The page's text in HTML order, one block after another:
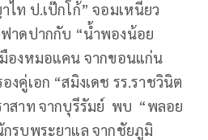
ท ป.เป๊กโก้” จอมเหนี่ยว
าดปากกับ “น้ำพองน้อย
องหมอแคน จากขอนแก่น
คู่เอก “สมิงเดช รร.ราชวินิต
าสาท จากบุรีรัมย์ พบ “พลอย
รบพระยาแล จากชัยภูมิ